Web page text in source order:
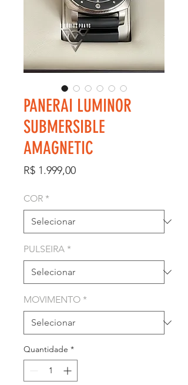
PANERAI LUMINOR
SUBMERSIBLE
AMAGNETIC
R$ 1.999,00Preço
COR *
PULSEIRA *
MOVIMENTO *
Quantidade *